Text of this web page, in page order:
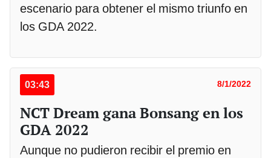
escenario para obtener el mismo triunfo en
los GDA 2022.
03:43 8/1/2022
NCT Dream gana Bonsang en los
GDA 2022
Aunque no pudieron recibir el premio en